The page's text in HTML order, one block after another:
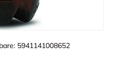
5941141008652